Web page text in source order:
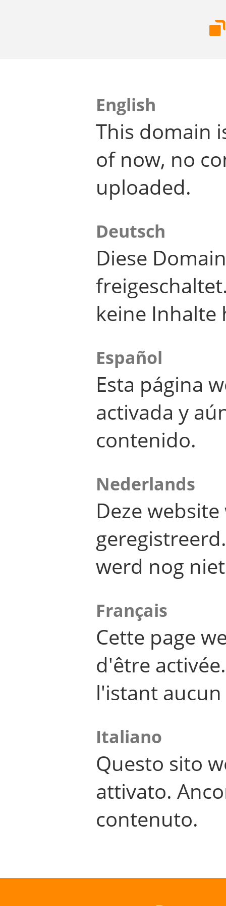
English
This domain
of now, no
uploaded.
Deutsch
Diese
keine Inhalte
Español
Esta página
activada y
contenido.
Nederlands
Deze
werd nog
Français
Cette page
d'être
l'istant
Italiano
Questo sito
attivato.
contenuto.